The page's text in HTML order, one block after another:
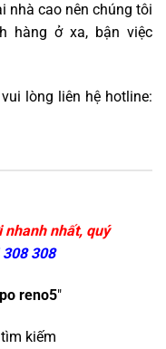
nhà cao nên chúng tôi
hàng ở xa, bận việc
lòng liên hệ hotline:
nhất, quý
308 308
reno5"
kiếm